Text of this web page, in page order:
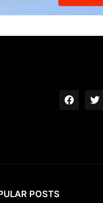
POSTS